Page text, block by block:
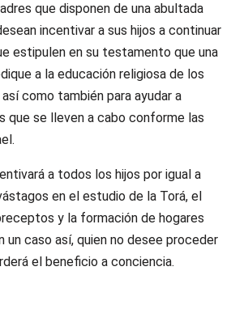
que disponen de una abultada
incentivar a sus hijos a continuar
estipulen en su testamento que una
a la educación religiosa de los
como también para ayudar a
que se lleven a cabo conforme las
a todos los hijos por igual a
en el estudio de la Torá, el
y la formación de hogares
un caso así, quien no desee proceder
el beneficio a conciencia.